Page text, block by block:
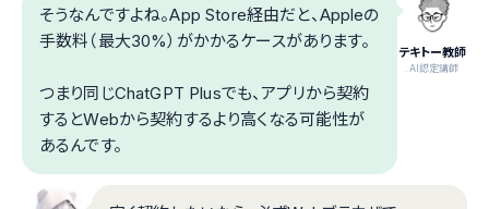
テキトー教師
.AI認定講師
そうなんですよね。App Store経由だと、Appleの
手数料（最大30%）がかかるケースがあります。
つまり同じChatGPT Plusでも、アプリから契約
するとWebから契約するより高くなる可能性が
あるんです。